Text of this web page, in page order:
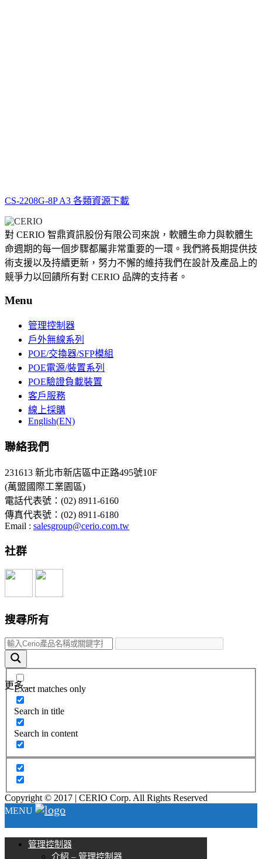
CS-2208G-8P A3 各類資源下載
對 CERIO 智鼎資訊股份有限公司來說，軟體生命力與軟體生
命週期的每一個步驟都屬非常重要的一環。我們將長期提供技
術支援以及持續更新，努力不懈的維持我們在設計及產品上的
競爭力以回饋所有對 CERIO 品牌的支持者。
Menu
管理控制器
戶外無線系列
POE/交換器/SFP模組
POE電源/裝置系列
POE驗證負載裝置
客戶服務
線上採購
English(EN)
聯絡我們
231613 新北市新店區中正路495號10F
(萬盟國際工業園區)
電話代表號：(02) 8911-6160
傳真代表號：(02) 8911-6180
Email : salesgroup@cerio.com.tw
社群
搜尋所有
更多.....
Exact matches only
Search in title
Search in content
Copyright © 2017 | CERIO Corp. All Rights Reserved
MENU
管理控制器
介紹 – 管理控制器